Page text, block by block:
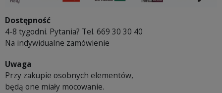
Dostępność
4-8 tygodni. Pytania? Tel. 669 30 30 40
Na indywidualne zamówienie
Uwaga
Przy zakupie osobnych elementów,
będą one miały mocowanie.